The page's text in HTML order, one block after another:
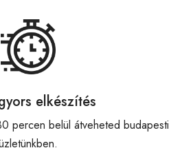
elkészítés
percen belül átveheted budapesti